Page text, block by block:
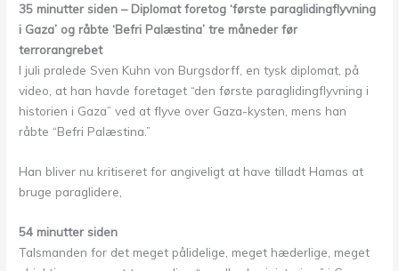
35 minutter siden – Diplomat foretog ‘første paraglidingflyvning
i Gaza’ og råbte ‘Befri Palæstina’ tre måneder før
terrorangrebet
I juli pralede Sven Kuhn von Burgsdorff, en tysk diplomat, på
video, at han havde foretaget “den første paraglidingflyvning i
historien i Gaza” ved at flyve over Gaza-kysten, mens han
råbte “Befri Palæstina.”
Han bliver nu kritiseret for angiveligt at have tilladt Hamas at
bruge paraglidere,
54 minutter siden
Talsmanden for det meget pålidelige, meget hæderlige, meget